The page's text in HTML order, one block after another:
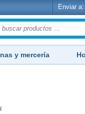
Enviar a:
y mercería